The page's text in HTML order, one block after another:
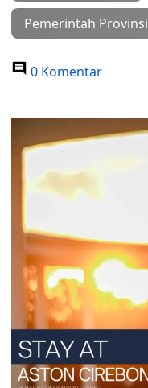
Pemerintah Provinsi
0 Komentar